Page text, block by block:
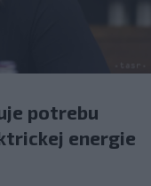
potrebu
energie